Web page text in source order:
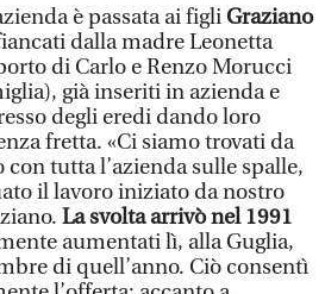
è passata ai figliGraziano
dalla madre Leonetta
di Carlo e Renzo Morucci
già inseriti in azienda e
degli eredi dando loro
fretta. «Ci siamo trovati da
tutta l’azienda sulle spalle,
il lavoro iniziato da nostro
La svolta arrivò nel 1991
aumentati lì, alla Guglia,
di quell’anno. Ciò consentì